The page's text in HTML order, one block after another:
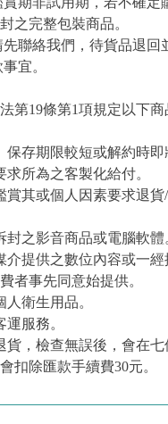
之完整包裝商品。
聯絡我們，待貨品退回
宜。
第19條第1項規定以下商
保存期限較短或解約時即
求所為之客製化給付。
賞其或個人因素要求退
封之影音商品或電腦軟體
介提供之數位內容或一
者事先同意始提供。
衛生用品。
服務。
貨，檢查無誤後，會在
扣除匯款手續費30元。